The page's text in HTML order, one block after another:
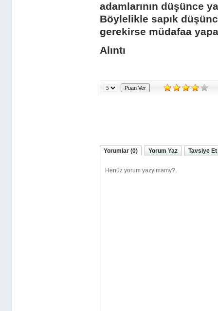
adamlarının düşünce
Böylelikle sapık
gerekirse müdafaa
Alıntı
Yorumlar (0) Yorum Yaz Tavsiye Et